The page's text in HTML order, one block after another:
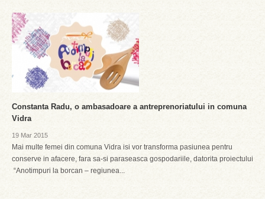
Constanta Radu, o ambasadoare a antreprenoriatului in comuna
Vidra
19 Mar 2015
Mai multe femei din comuna Vidra isi vor transforma pasiunea pentru
conserve in afacere, fara sa-si paraseasca gospodariile, datorita proiectului
“Anotimpuri la borcan – regiunea...